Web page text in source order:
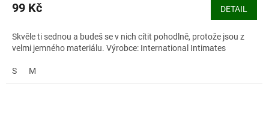
99 Kč DETAIL
Skvěle ti sednou a budeš se v nich cítit pohodlně, protože jsou z
velmi jemného materiálu. Výrobce: International Intimates
S M